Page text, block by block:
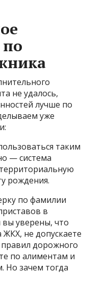
не удалось,
лучше по
уже
таким
— система
рождения.
по фамилии
в
уверены, что
не допускаете
дорожного
по алиментам и
Но зачем тогда